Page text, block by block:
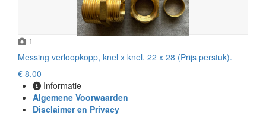
1
Messing verloopkopp, knel x knel. 22 x 28 (Prijs perstuk).
€ 8,00
Informatie
Algemene Voorwaarden
Disclaimer en Privacy